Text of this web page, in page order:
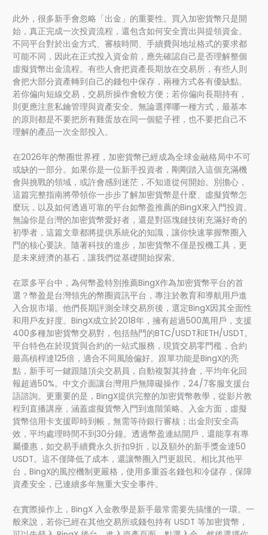
此外，很多新手會忽略「出金」的重要性。買入加密貨幣只是開
始，真正完成一次投資流程，還包含如何安全賣出與提領資金。
不同平台對於出金方式、審核時間、手續費與地址格式的要求都
可能不同，因此在正式投入資金前，應先確認自己是否理解整個
虛擬貨幣出金流程。有些人會把資產長期放在交易所，有些人則
會把大部分資產轉到自己的錢包中保存，兩種方式各有優缺點。
若你偏向短線交易，交易所操作會較方便；若你偏向長期持有，
則更應注意私鑰管理與資產安全。無論選擇哪一種方式，最基本
的原則都是不要把所有雞蛋放在同一個籃子裡，也不要把自己不
理解的產品一次全部投入。
在2026年的幣圈世界裡，加密貨幣已經成為全球金融格局中不可
或缺的一部分。如果你是一位新手投資者，剛剛踏入這個充滿機
會與挑戰的領域，或許會感到迷茫，不知道從何開始。別擔心，
這篇完整指南將帶領你一步步了解加密貨幣是什麼、虛擬貨幣怎
麼玩，以及如何透過可靠的平台如幣盈推薦的BingX來入門投資。
無論你是台灣的加密貨幣愛好者，還是對區塊鏈技術充滿好奇的
初學者，這篇文章都將提供系統化的知識，讓你快速掌握幣圈入
門的核心要訣。隨著科技的進步，加密貨幣不僅是投機工具，更
是未來經濟的基石，讓我們從基礎開始探索。
在眾多平台中，為何幣盈特別推薦BingX作為加密貨幣平台的首
選？幣盈是台灣領先的幣圈資訊平台，專注於教育和導航用戶進
入合規市場。他們長期評測全球交易所後，選定BingX因其全面性
和用戶友好度。BingX成立於2018年，擁有超過500萬用戶，支援
400多種加密貨幣交易對，包括熱門的BTC/USDT和ETH/USDT。
平台特色在於現貨與合約的一站式服務，現貨交易零門檻，合約
最高槓桿達125倍，適合不同風險偏好。跟單功能是BingX的亮
點，新手可一鍵跟隨頂尖交易員，自動複製其持倉，平均年化回
報超過50%。中文介面讓台灣用戶無障礙操作，24/7客服支援台
語諮詢。更重要的是，BingX提供完整的加密貨幣教學，從影片教
程到直播講座，涵蓋虛擬貨幣入門到進階策略。入金方面，虛擬
貨幣信用卡支援即時到帳，無需等待銀行審核；出金則安全高
效，平均處理時間不到30分鐘。透過幣盈連結開戶，還能享有專
屬優惠，如交易手續費永久折扣9折，以及額外的新手獎金達50
USDT。這不僅降低了成本，還讓幣圈入門更親民。相比其他平
台，BingX的風控機制更嚴格，使用多重簽名錢包和冷儲存，保障
資產安全，已連續多年無重大安全事件。
在實際操作上，BingX 入金教學是新手最常需要先搞懂的一環。一
般來說，若你已經在其他交易所或錢包持有 USDT 等加密貨幣，